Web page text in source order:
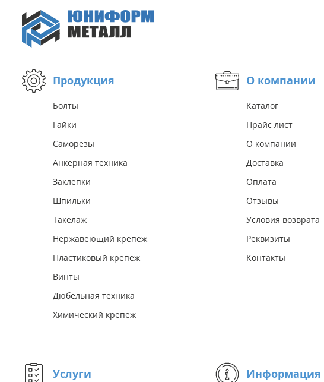
Продукция
Болты
Гайки
Саморезы
Анкерная техника
Заклепки
Шпильки
Такелаж
Нержавеющий крепеж
Пластиковый крепеж
Винты
Дюбельная техника
Химический крепёж
Услуги
О компании
Каталог
Прайс лист
О компании
Доставка
Оплата
Отзывы
Условия возврата
Реквизиты
Контакты
Информация